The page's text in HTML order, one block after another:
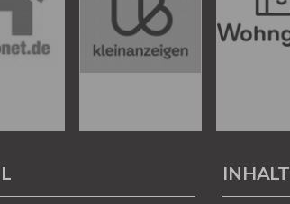
INHALT